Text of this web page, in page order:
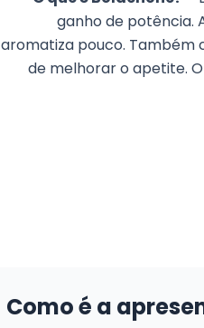
ganho de potência.
aromatiza pouco. Também
de melhorar o apetite.
Como é a